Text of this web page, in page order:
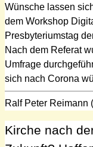
Wünsche lassen
dem Workshop
Presbyteriumstag
Nach dem Referat
Umfrage
sich nach Corona
Ralf Peter Reimann
Kirche nach